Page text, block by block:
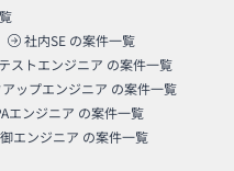
社内SE の案件一覧
テストエンジニア の案件一覧
ップエンジニア の案件一覧
エンジニア の案件一覧
エンジニア の案件一覧